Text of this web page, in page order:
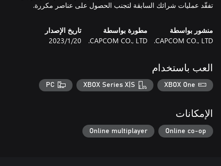
تفقّد عمليات شرائك السابقة لتجنب الحصول على عناصر مكررة.
منشور بواسطة
CAPCOM CO., LTD.
مطورة بواسطة
CAPCOM CO., LTD.
تاريخ الإصدار
20‏/1‏/2023
العب باستخدام
XBOX One
XBOX Series X|S
PC
الإمكانات
Online co-op
Online multiplayer